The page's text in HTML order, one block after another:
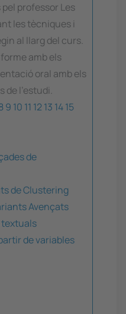
professor Les
les tècniques i
al llarg del curs.
amb els
oral amb els
de l'estudi.
9 10 11 1213 1415
de
de Clustering
Avençats
textuals
de variables